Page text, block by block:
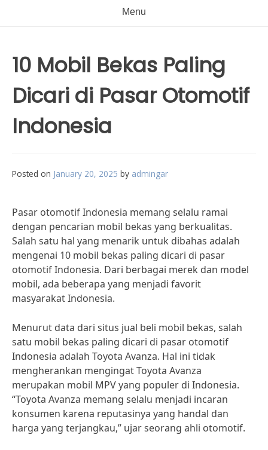
Menu
10 Mobil Bekas Paling
Dicari di Pasar Otomotif
Indonesia
Posted on January 20, 2025 by admingar
Pasar otomotif Indonesia memang selalu ramai
dengan pencarian mobil bekas yang berkualitas.
Salah satu hal yang menarik untuk dibahas adalah
mengenai 10 mobil bekas paling dicari di pasar
otomotif Indonesia. Dari berbagai merek dan model
mobil, ada beberapa yang menjadi favorit
masyarakat Indonesia.
Menurut data dari situs jual beli mobil bekas, salah
satu mobil bekas paling dicari di pasar otomotif
Indonesia adalah Toyota Avanza. Hal ini tidak
mengherankan mengingat Toyota Avanza
merupakan mobil MPV yang populer di Indonesia.
“Toyota Avanza memang selalu menjadi incaran
konsumen karena reputasinya yang handal dan
harga yang terjangkau,” ujar seorang ahli otomotif.